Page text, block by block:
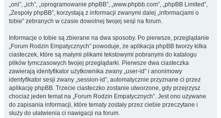
„oni”, „ich”, „oprogramowanie phpBB”, „www.phpbb.com”, „phpBB Limited”,
„Zespoły phpBB”, korzystają z informacji zwanymi dalej „informacjami o
tobie” zebranych w czasie dowolnej twojej sesji na forum.
Informacje o tobie są zbierane na dwa sposoby. Po pierwsze, przeglądanie
„Forum Rodzin Empatycznych” powoduje, że aplikacja phpBB tworzy kilka
ciasteczek, które są małymi plikami tekstowymi pobranymi do katalogu
plików tymczasowych twojej przeglądarki. Pierwsze dwa ciasteczka
zawierają identyfikator użytkownika zwany „user-id” i anonimowy
identyfikator sesji zwany „session-id”, automatycznie przyznane ci przez
aplikację phpBB. Trzecie ciasteczko zostanie utworzone, gdy przejrzysz
chociaż jeden temat na „Forum Rodzin Empatycznych”. Jest ono używane
do zapisania informacji, które tematy zostały przez ciebie przeczytane i
służy do ułatwienia ci nawigacji na forum.